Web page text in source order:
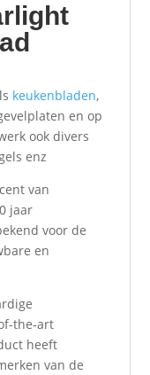
keukenbladen,
en op
ook divers
enz
van
jaar
voor de
en
the-art
heeft
van de